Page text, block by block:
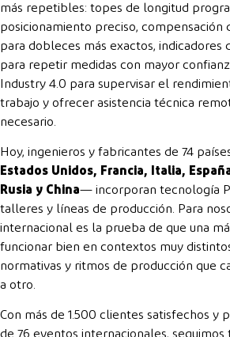
más repetibles: topes de longitud
posicionamiento preciso, compensación
para dobleces más exactos, indicadores
para repetir medidas con mayor
Industry 4.0 para supervisar el
trabajo y ofrecer asistencia técnica
necesario.
Hoy, ingenieros y fabricantes de 74
Estados Unidos, Francia, Italia,
Rusia y China— incorporan tecnología
talleres y líneas de producción. Para
internacional es la prueba de que una
funcionar bien en contextos muy
normativas y ritmos de producción que
a otro.
Con más de 1.500 clientes satisfechos y
de 76 eventos internacionales, seguimos